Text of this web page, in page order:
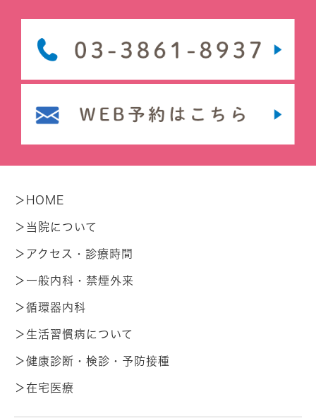
＞HOME
＞当院について
＞アクセス・診療時間
＞一般内科・禁煙外来
＞循環器内科
＞生活習慣病について
＞健康診断・検診・予防接種
＞在宅医療